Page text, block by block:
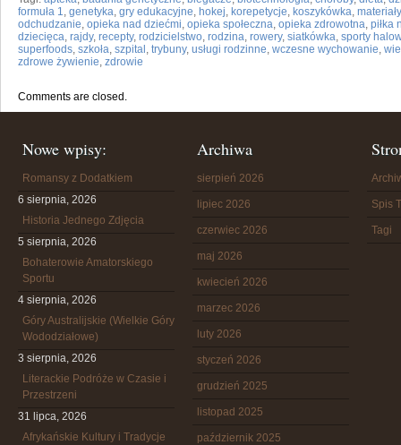
formuła 1, genetyka, gry edukacyjne, hokej, korepetycje, koszykówka,
odchudzanie, opieka nad dziećmi, opieka społeczna, opieka zdrowotna, piłka
dziecięca, rajdy, recepty, rodzicielstwo, rodzina, rowery, siatkówka, sporty
superfoods, szkoła, szpital , trybuny, usługi rodzinne, wczesne wychowanie,
zdrowe żywienie, zdrowie
Comments are closed.
Nowe wpisy:
Romansy z Dodatkiem
6 sierpnia, 2026
Historia Jednego Zdjęcia
5 sierpnia, 2026
Bohaterowie Amatorskiego
Sportu
4 sierpnia, 2026
Góry Australijskie (Wielkie Góry
Wododziałowe)
3 sierpnia, 2026
Literackie Podróże w Czasie i
Przestrzeni
31 lipca, 2026
Afrykańskie Kultury i Tradycje
Archiwa
sierpień 2026
lipiec 2026
czerwiec 2026
maj 2026
kwiecień 2026
marzec 2026
luty 2026
styczeń 2026
grudzień 2025
listopad 2025
październik 2025
Spis
Tagi